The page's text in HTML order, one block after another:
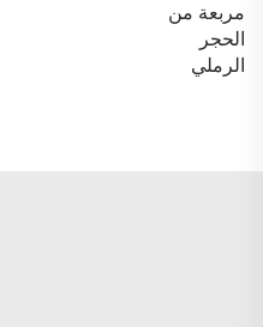
مربعة من
الحجر
الرملي